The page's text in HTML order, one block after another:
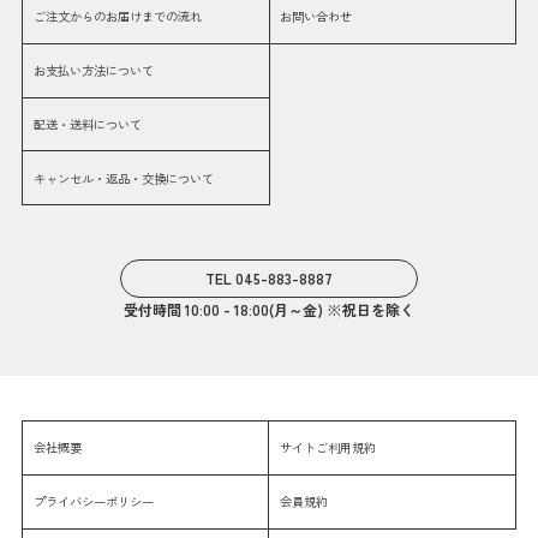
ご注文からのお届けまでの流れ
お支払い方法について
配送・送料について
キャンセル・返品・交換について
お問い合わせ
TEL 045-883-8887
受付時間 10:00 - 18:00(月～金) ※祝日を除く
会社概要
プライバシーポリシー
サイトご利用規約
会員規約